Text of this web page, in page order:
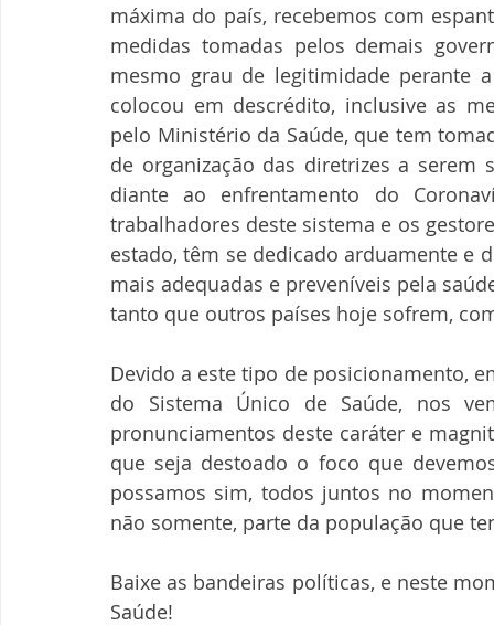
máxima do país, recebemos com
medidas tomadas pelos demais
mesmo grau de legitimidade perante
colocou em descrédito, inclusive as
pelo Ministério da Saúde, que tem
de organização das diretrizes a serem
diante ao enfrentamento do
trabalhadores deste sistema e os
estado, têm se dedicado arduamente e
mais adequadas e preveníveis pela
tanto que outros países hoje sofrem,
Devido a este tipo de posicionamento,
do Sistema Único de Saúde, nos
pronunciamentos deste caráter e
que seja destoado o foco que
possamos sim, todos juntos no
não somente, parte da população que
Baixe as bandeiras políticas, e neste
Saúde!